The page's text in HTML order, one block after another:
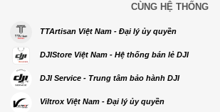
CÙNG HỆ THỐNG
TTArtisan Việt Nam - Đại lý ủy quyền
DJIStore Việt Nam - Hệ thống bán lẻ DJI
DJI Service - Trung tâm bảo hành DJI
Viltrox Việt Nam - Đại lý ủy quyền